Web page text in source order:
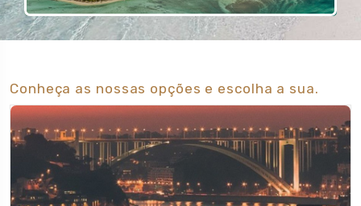
Conheça as nossas opções e escolha a sua.